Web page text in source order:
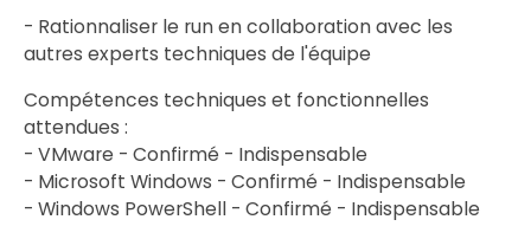
- Rationnaliser le run en collaboration avec les
autres experts techniques de l'équipe
Compétences techniques et fonctionnelles
attendues :
- VMware - Confirmé - Indispensable
- Microsoft Windows - Confirmé - Indispensable
- Windows PowerShell - Confirmé - Indispensable